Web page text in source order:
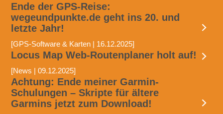
Ende der GPS-Reise:
wegeundpunkte.de geht ins 20. und
letzte Jahr!
[GPS-Software & Karten | 16.12.2025]
Locus Map Web-Routenplaner holt auf!
[News | 09.12.2025]
Achtung: Ende meiner Garmin-
Schulungen – Skripte für ältere
Garmins jetzt zum Download!